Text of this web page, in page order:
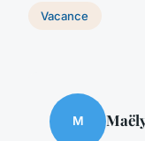
Vacance
M